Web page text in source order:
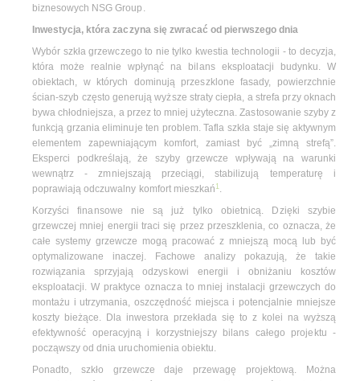
biznesowych NSG Group.
Inwestycja, która zaczyna się zwracać od pierwszego dnia
Wybór szkła grzewczego to nie tylko kwestia technologii - to decyzja,
która może realnie wpłynąć na bilans eksploatacji budynku. W
obiektach, w których dominują przeszklone fasady, powierzchnie
ścian-szyb często generują wyższe straty ciepła, a strefa przy oknach
bywa chłodniejsza, a przez to mniej użyteczna. Zastosowanie szyby z
funkcją grzania eliminuje ten problem. Tafla szkła staje się aktywnym
elementem zapewniającym komfort, zamiast być „zimną strefą”.
Eksperci podkreślają, że szyby grzewcze wpływają na warunki
wewnątrz - zmniejszają przeciągi, stabilizują temperaturę i
poprawiają odczuwalny komfort mieszkań 1 .
Korzyści finansowe nie są już tylko obietnicą. Dzięki szybie
grzewczej mniej energii traci się przez przeszklenia, co oznacza, że
całe systemy grzewcze mogą pracować z mniejszą mocą lub być
optymalizowane inaczej. Fachowe analizy pokazują, że takie
rozwiązania sprzyjają odzyskowi energii i obniżaniu kosztów
eksploatacji. W praktyce oznacza to mniej instalacji grzewczych do
montażu i utrzymania, oszczędność miejsca i potencjalnie mniejsze
koszty bieżące. Dla inwestora przekłada się to z kolei na wyższą
efektywność operacyjną i korzystniejszy bilans całego projektu -
począwszy od dnia uruchomienia obiektu.
Ponadto, szkło grzewcze daje przewagę projektową. Można